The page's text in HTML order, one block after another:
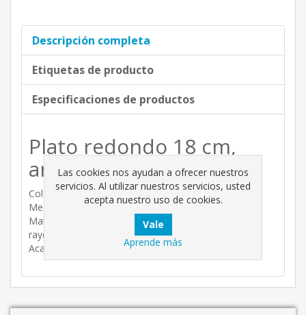
Descripción completa
Etiquetas de producto
Especificaciones de productos
Plato redondo 18 cm,
antracita.
Color; antracita.
Medidas; diámetro - 18 cm (18 cm x 2,8 cm).
Material; Polipropileno y pigmento protegido contra
rayos UV.
Acabado; mate.
Las cookies nos ayudan a ofrecer nuestros
servicios. Al utilizar nuestros servicios, usted
acepta nuestro uso de cookies.
Aprende más